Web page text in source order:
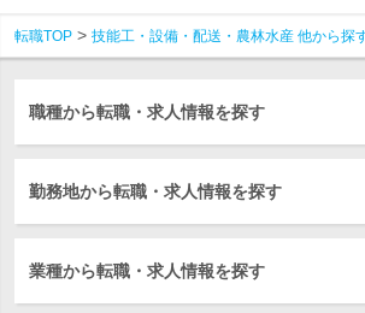
転職TOP 技能工・設備・配送・農林水産 他から探
職種から転職・求人情報を探す
勤務地から転職・求人情報を探す
業種から転職・求人情報を探す